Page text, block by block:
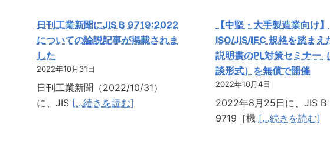
日刊工業新聞にJIS B 9719:2022
についての論説記事が掲載されま
した
2022年10月31日
日刊工業新聞（2022/10/31）
に、JIS […続きを読む]
【中堅・大手製造業向け】
ISO/JIS/IEC 規格を踏まえ
説明書のPL対策セミナー
談形式）を無償で開催
2022年10月4日
2022年8月25日に、JIS B
9719［機 […続きを読む]